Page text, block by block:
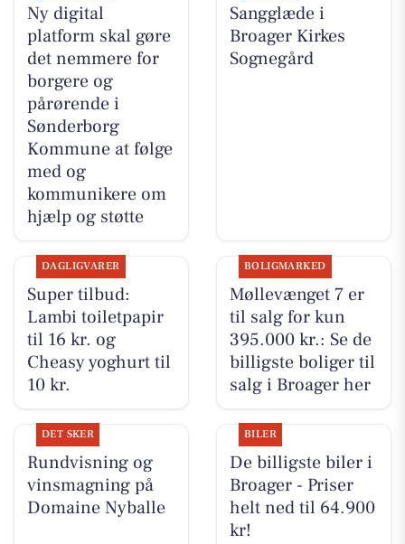
Ny digital
platform skal gøre
det nemmere for
borgere og
pårørende i
Sønderborg
Kommune at følge
med og
kommunikere om
hjælp og støtte
Sangglæde i
Broager Kirkes
Sognegård
DAGLIGVARER
Super tilbud:
Lambi toiletpapir
til 16 kr. og
Cheasy yoghurt til
10 kr.
BOLIGMARKED
Møllevænget 7 er
til salg for kun
395.000 kr.: Se de
billigste boliger til
salg i Broager her
DET SKER
Rundvisning og
vinsmagning på
Domaine Nyballe
BILER
De billigste biler i
Broager - Priser
helt ned til 64.900
kr!